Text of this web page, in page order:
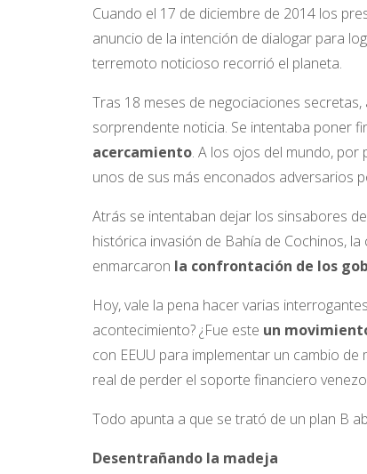
Cuando el 17 de diciembre de 2014 los
anuncio de la intención de dialogar para
terremoto noticioso recorrió el planeta.
Tras 18 meses de negociaciones
sorprendente noticia. Se intentaba poner
acercamiento. A los ojos del mundo, por
unos de sus más enconados adversarios
Atrás se intentaban dejar los sinsabores
histórica invasión de Bahía de Cochinos,
enmarcaron la confrontación de los
Hoy, vale la pena hacer varias
acontecimiento? ¿Fue este un
con EEUU para implementar un cambio
real de perder el soporte financiero
Todo apunta a que se trató de un plan B
Desentrañando la madeja